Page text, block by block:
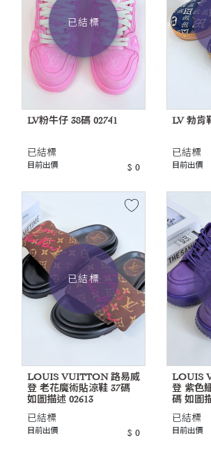
已結標
LV粉牛仔 38碼 02741
已結標
目前出價 $ 0
LV 勃肯
已結標
目前出價
已結標
LOUIS VUITTON 路易威
登 老花魔術貼涼鞋 37碼
如圖描述 02613
已結標
目前出價 $ 0
LOUIS
登 紫色
碼 如圖
已結標
目前出價